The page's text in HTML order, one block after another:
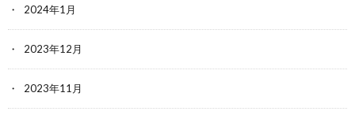
2024年1月
2023年12月
2023年11月